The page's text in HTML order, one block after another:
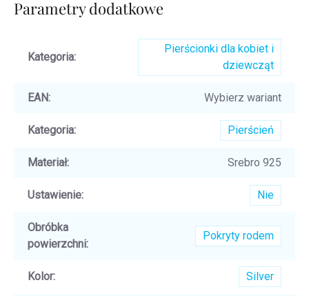
Parametry dodatkowe
Kategoria:
Pierścionki dla kobiet i
dziewcząt
EAN: Wybierz wariant
Kategoria: Pierścień
Materiał: Srebro 925
Ustawienie: Nie
Obróbka
powierzchni:
Pokryty rodem
Kolor: Silver